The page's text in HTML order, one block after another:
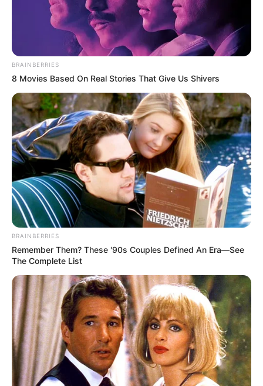
BRAINBERRIES
8 Movies Based On Real Stories That Give Us Shivers
BRAINBERRIES
Remember Them? These '90s Couples Defined An Era—See
The Complete List